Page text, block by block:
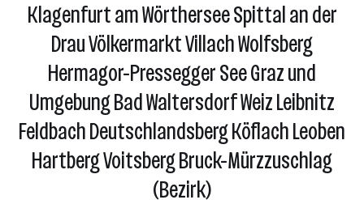
Klagenfurt am Wörthersee Spittal an der
Drau Völkermarkt Villach Wolfsberg
Hermagor-Pressegger See Graz und
Umgebung Bad Waltersdorf Weiz Leibnitz
Feldbach Deutschlandsberg Köflach Leoben
Hartberg Voitsberg Bruck-Mürzzuschlag
(Bezirk)